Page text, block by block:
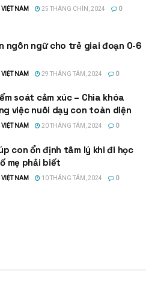
NAM 25 THÁNG CHÍN, 2024 0
ngôn ngữ cho trẻ giai đoạn 0-6
NAM 29 THÁNG TÁM, 2024 0
soát cảm xúc – Chìa khóa
việc nuôi dạy con toàn diện
NAM 20 THÁNG TÁM, 2024 0
con ổn định tâm lý khi đi học
mẹ phải biết
NAM 10 THÁNG TÁM, 2024 0